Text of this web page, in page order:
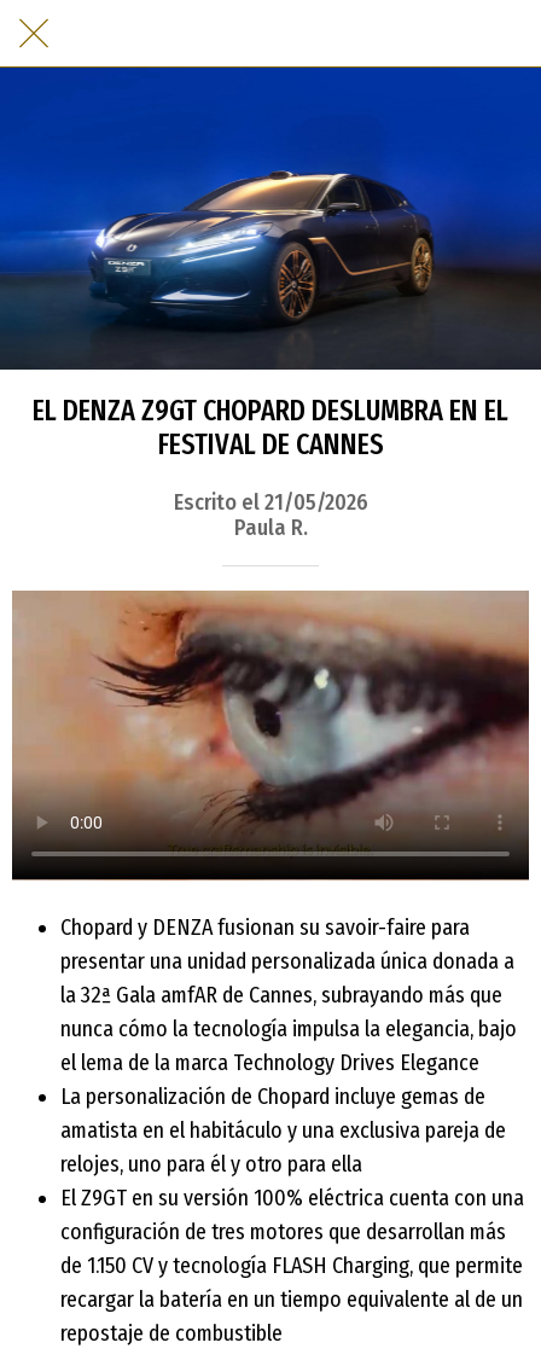
EL DENZA Z9GT CHOPARD DESLUMBRA EN EL
FESTIVAL DE CANNES
Escrito el 21/05/2026
Paula R.
Chopard y DENZA fusionan su savoir-faire para
presentar una unidad personalizada única donada a
la 32ª Gala amfAR de Cannes, subrayando más que
nunca cómo la tecnología impulsa la elegancia, bajo
el lema de la marca Technology Drives Elegance
La personalización de Chopard incluye gemas de
amatista en el habitáculo y una exclusiva pareja de
relojes, uno para él y otro para ella
El Z9GT en su versión 100% eléctrica cuenta con una
configuración de tres motores que desarrollan más
de 1.150 CV y tecnología FLASH Charging, que permite
recargar la batería en un tiempo equivalente al de un
repostaje de combustible